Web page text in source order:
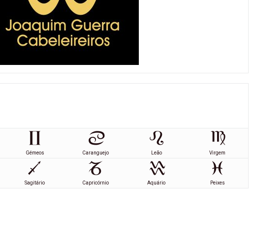
Gémeos Caranguejo Leão Virgem
Sagitário Capricórnio Aquário Peixes